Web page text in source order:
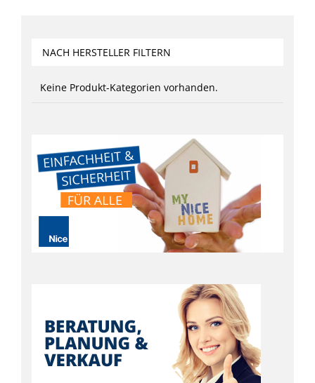
NACH HERSTELLER FILTERN
Keine Produkt-Kategorien vorhanden.